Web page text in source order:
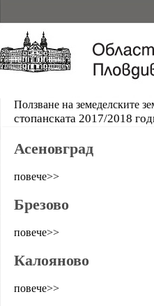
Ползване на земеделските
стопанската 2017/2018
Асеновград
повече>>
Брезово
повече>>
Калояново
повече>>